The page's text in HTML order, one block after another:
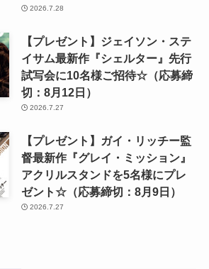
2026.7.28
【プレゼント】ジェイソン・ステ
イサム最新作『シェルター』先行
試写会に10名様ご招待☆（応募締
切：8月12日）
2026.7.27
【プレゼント】ガイ・リッチー監
督最新作『グレイ・ミッション』
アクリルスタンドを5名様にプレ
ゼント☆（応募締切：8月9日）
2026.7.27